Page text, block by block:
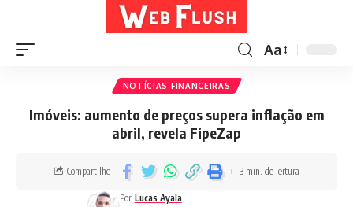
Aa
NOTÍCIAS FINANCEIRAS
Imóveis: aumento de preços supera inflação em
abril, revela FipeZap
Por Lucas Ayala
Compartilhe 3 min. de leitura